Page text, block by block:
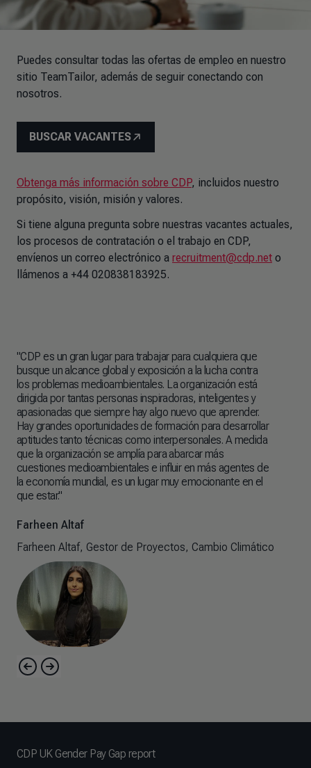
Puedes consultar todas las ofertas de empleo en nuestro
sitio TeamTailor, además de seguir conectando con
nosotros.
BUSCAR VACANTES
Obtenga más información sobre CDP, incluidos nuestro
propósito, visión, misión y valores.
Si tiene alguna pregunta sobre nuestras vacantes actuales,
los procesos de contratación o el trabajo en CDP,
envíenos un correo electrónico a recruitment@cdp.net o
llámenos a +44 020838183925.
"CDP es un gran lugar para trabajar para cualquiera que
busque un alcance global y exposición a la lucha contra
los problemas medioambientales. La organización está
dirigida por tantas personas inspiradoras, inteligentes y
apasionadas que siempre hay algo nuevo que aprender.
Hay grandes oportunidades de formación para desarrollar
aptitudes tanto técnicas como interpersonales. A medida
que la organización se amplía para abarcar más
cuestiones medioambientales e influir en más agentes de
la economía mundial, es un lugar muy emocionante en el
que estar."
Farheen Altaf
Farheen Altaf, Gestor de Proyectos, Cambio Climático
CDP UK Gender Pay Gap report